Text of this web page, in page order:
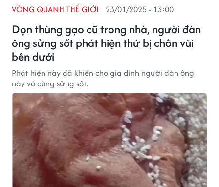
Dọn thùng gạo cũ trong nhà, người đàn
ông sửng sốt phát hiện thứ bị chôn vùi
bên dưới
VÒNG QUANH THẾ GIỚI 23/01/2025 - 13:00
Phát hiện này đã khiến cho gia đình người đàn ông
này vô cùng sửng sốt.